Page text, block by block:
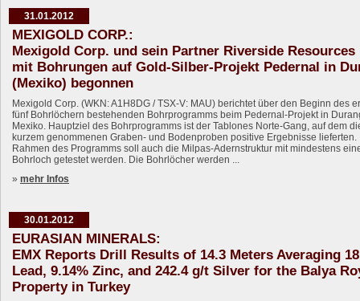
31.01.2012
MEXIGOLD CORP.:
Mexigold Corp. und sein Partner Riverside Resources
mit Bohrungen auf Gold-Silber-Projekt Pedernal in
(Mexiko) begonnen
Mexigold Corp. (WKN: A1H8DG / TSX-V: MAU) berichtet über den Beginn des
fünf Bohrlöchern bestehenden Bohrprogramms beim Pedernal-Projekt in
Mexiko. Hauptziel des Bohrprogramms ist der Tablones Norte-Gang, auf dem
kurzem genommenen Graben- und Bodenproben positive Ergebnisse lieferten.
Rahmen des Programms soll auch die Milpas-Adernstruktur mit mindestens
Bohrloch getestet werden. Die Bohrlöcher werden ...
» mehr Infos
30.01.2012
EURASIAN MINERALS:
EMX Reports Drill Results of 14.3 Meters Averaging
Lead, 9.14% Zinc, and 242.4 g/t Silver for the Balya
Property in Turkey